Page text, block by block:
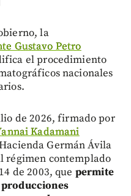
la
Gustavo Petro
el procedimiento
nacionales
de 2026, firmado por
Kadamani
Germán Ávila
régimen contemplado
de 2003, que permite